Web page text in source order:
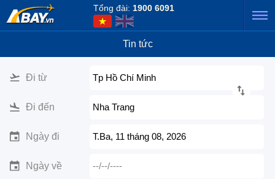
Tổng đài: 1900 6091
Tin tức
Đi từ Tp Hồ Chí Minh
Đi đến Nha Trang
Ngày đi T.Ba, 11 tháng 08, 2026
Ngày về --/--/----